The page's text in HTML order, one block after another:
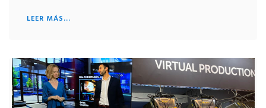
LEER MÁS...